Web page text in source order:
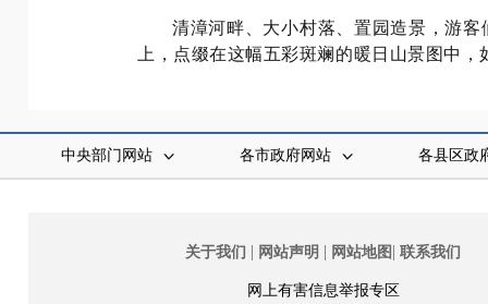
清漳河畔、大小村落、置园造景，游
上，点缀在这幅五彩斑斓的暖日山景图中
中央部门网站 各市政府网站 各县区政
关于我们 | 网站声明 | 网站地图 | 联系我们
网上有害信息举报专区